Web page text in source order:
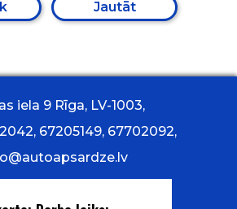
Jautāt
iela 9 Rīga, LV-1003,
67205149, 67702092,